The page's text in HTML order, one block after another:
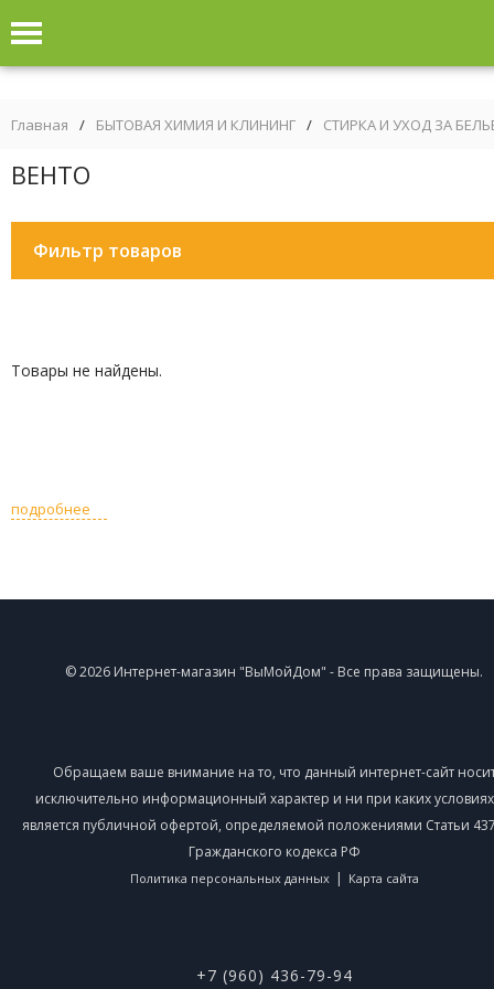
Главная / БЫТОВАЯ ХИМИЯ И КЛИНИНГ / СТИРКА И УХОД ЗА
ВЕНТО
Фильтр товаров
Товары не найдены.
подробнее
© 2026 Интернет-магазин "ВыМойДом" - Все права защищены.
Обращаем ваше внимание на то, что данный интернет-сайт
исключительно информационный характер и ни при каких
является публичной офертой, определяемой положениями Статьи
Гражданского кодекса РФ
Политика персональных данных | Карта сайта
+7 (960) 436-79-94